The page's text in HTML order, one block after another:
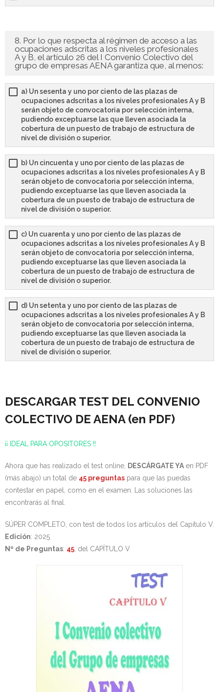
8. Por lo que respecta al régimen de acceso a las
ocupaciones adscritas a los niveles profesionales
A y B, el artículo 26 del I Convenio Colectivo del
grupo de empresas AENA garantiza que, al menos:
a) Un sesenta y uno por ciento de las plazas de
ocupaciones adscritas a los niveles profesionales A y B
serán objeto de convocatoria por selección interna,
pudiendo exceptuarse las que lleven asociada la
cobertura de un puesto de trabajo de estructura de
nivel de división o superior.
b) Un cincuenta y uno por ciento de las plazas de
ocupaciones adscritas a los niveles profesionales A y B
serán objeto de convocatoria por selección interna,
pudiendo exceptuarse las que lleven asociada la
cobertura de un puesto de trabajo de estructura de
nivel de división o superior.
c) Un cuarenta y uno por ciento de las plazas de
ocupaciones adscritas a los niveles profesionales A y B
serán objeto de convocatoria por selección interna,
pudiendo exceptuarse las que lleven asociada la
cobertura de un puesto de trabajo de estructura de
nivel de división o superior.
d) Un setenta y uno por ciento de las plazas de
ocupaciones adscritas a los niveles profesionales A y B
serán objeto de convocatoria por selección interna,
pudiendo exceptuarse las que lleven asociada la
cobertura de un puesto de trabajo de estructura de
nivel de división o superior.
DESCARGAR TEST DEL CONVENIO
COLECTIVO DE AENA (en PDF)
¡¡ IDEAL PARA OPOSITORES !!
Ahora que has realizado el test online, DESCÁRGATE YA en PDF
(más abajo) un total de 45 preguntas para que las puedas
contestar en papel, como en el examen. Las soluciones las
encontrarás al final.
SÚPER COMPLETO, con test de todos los artículos del Capítulo V.
Edición: 2025
Nº de Preguntas: 45 , del CAPÍTULO V